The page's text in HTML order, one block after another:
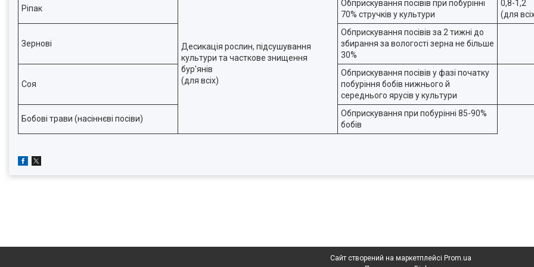
Ріпак
Десикація рослин, підсушування
культури та часткове знищення
бур'янів
(для всіх)
Обприскування посівів при побурінні
70% стручків у культури
0,8-1,2
(для
Зернові
Обприскування посівів за 2 тижні до
збирання за вологості зерна не більше
30%
Соя
Обприскування посівів у фазі початку
побуріння бобів нижнього й
середнього ярусів у культури
Бобові трави (насіннєві посіви)
Обприскування при побурінні 85-90%
бобів
Сайт створений на маркетплейсі Prom.ua